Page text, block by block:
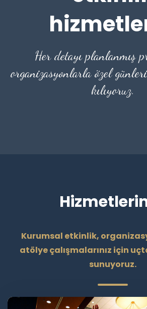
Her detayı planlanmış
organizasyonlarla özel
kılıyoruz.
Kurumsal etkinlik,
atölye çalışmalarınız için
sunuyoruz.